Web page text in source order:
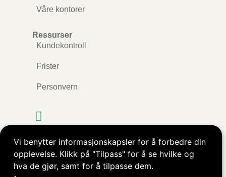
Vi benytter informasjonskapsler for å forbedre din
opplevelse. Klikk på "Tilpass" for å se hvilke og
hva de gjør, samt for å tilpasse dem.
Våre kontorer
Ressurser
Kundekontroll
Frister
Personvern
Kopibeskyttet © ØkoRåd AS. Alle rettigheter
reservert.